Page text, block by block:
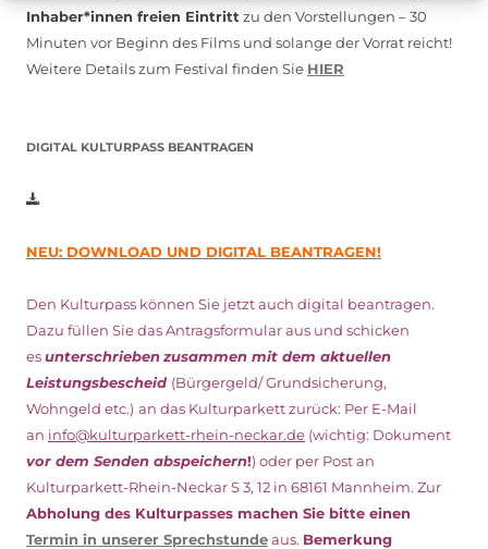
Inhaber*innen freien Eintritt zu den Vorstellungen – 30
Minuten vor Beginn des Films und solange der Vorrat reicht!
Weitere Details zum Festival finden Sie HIER
DIGITAL KULTURPASS BEANTRAGEN
NEU: DOWNLOAD UND DIGITAL BEANTRAGEN!
Den Kulturpass können Sie jetzt auch digital beantragen.
Dazu füllen Sie das Antragsformular aus und schicken
esunterschriebenzusammen mit dem aktuellen
Leistungsbescheid (Bürgergeld/ Grundsicherung,
Wohngeld etc.) an das Kulturparkett zurück: Per E-Mail
an info@kulturparkett-rhein-neckar.de (wichtig: Dokument
vor dem Senden abspeichern!) oder per Post an
Kulturparkett-Rhein-Neckar S 3, 12 in 68161 Mannheim. Zur
Abholung des Kulturpasses machen Sie bitte einen
Termin in unserer Sprechstundeaus. Bemerkung